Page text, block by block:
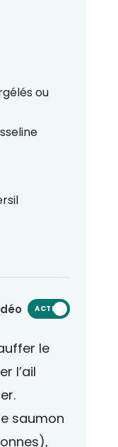
ou
ACTIVÉ
le
l’ail
saumon